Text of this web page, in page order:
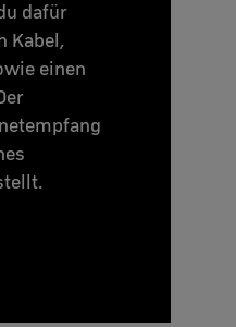
dafür
Kabel,
einen